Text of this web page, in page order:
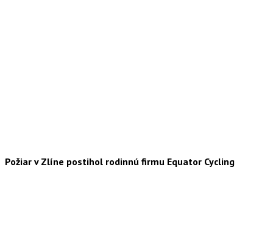
Požiar v Zlíne postihol rodinnú firmu Equator Cycling